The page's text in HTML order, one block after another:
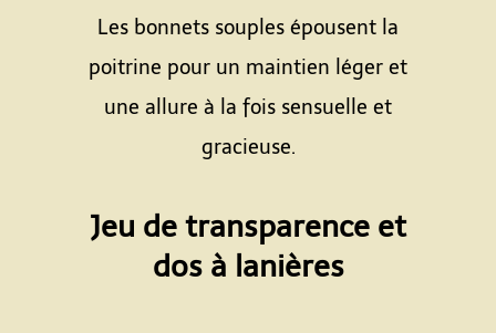
Les bonnets souples épousent la
poitrine pour un maintien léger et
une allure à la fois sensuelle et
gracieuse.
Jeu de transparence et
dos à lanières